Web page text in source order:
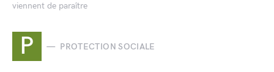
viennent de paraître
P PROTECTION SOCIALE